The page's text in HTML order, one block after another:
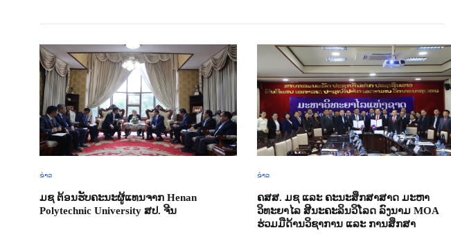
ຂ່າວ
ມຊ ຕ້ອນຮັບຄະນະຜູ້ແທນຈາກ Henan
Polytechnic University ສປ. ຈີນ
ຂ່າວ
ຄສສ. ມຊ ແລະ ຄະນະສຶກສາສາດ ມະຫາ
ວິທະຍາໄລ ສີນະຄະລິນວິໂລດ ລົງນາມ MOA
ຮ່ວມມືດ້ານວິຊາການ ແລະ ການສຶກສາ